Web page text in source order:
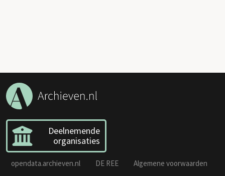
Deelnemende
organisaties
opendata.archieven.nl DE REE
Algemene voorwaarden